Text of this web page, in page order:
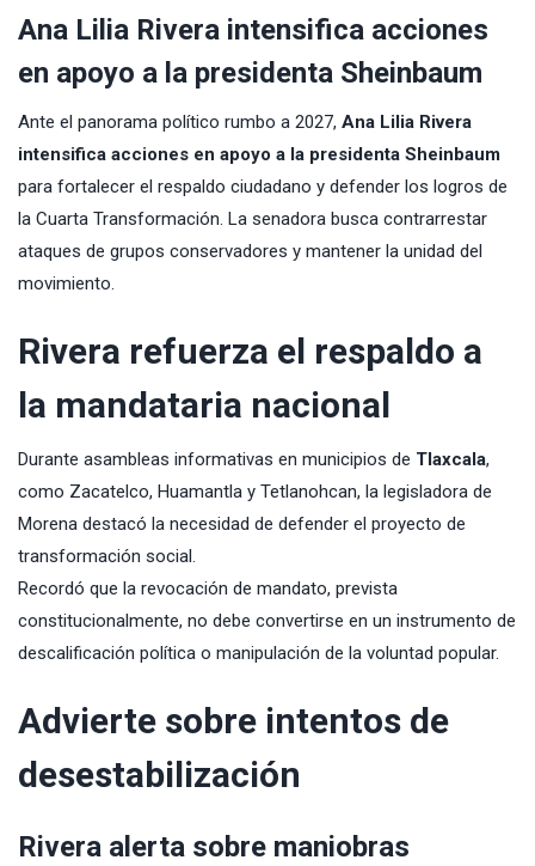
Ana Lilia Rivera intensifica acciones
en apoyo a la presidenta Sheinbaum
Ante el panorama político rumbo a 2027, Ana Lilia Rivera
intensifica acciones en apoyo a la presidenta Sheinbaum
para fortalecer el respaldo ciudadano y defender los logros de
la Cuarta Transformación. La senadora busca contrarrestar
ataques de grupos conservadores y mantener la unidad del
movimiento.
Rivera refuerza el respaldo a
la mandataria nacional
Durante asambleas informativas en municipios de Tlaxcala,
como Zacatelco, Huamantla y Tetlanohcan, la legisladora de
Morena destacó la necesidad de defender el proyecto de
transformación social.
Recordó que la revocación de mandato, prevista
constitucionalmente, no debe convertirse en un instrumento de
descalificación política o manipulación de la voluntad popular.
Advierte sobre intentos de
desestabilización
Rivera alerta sobre maniobras